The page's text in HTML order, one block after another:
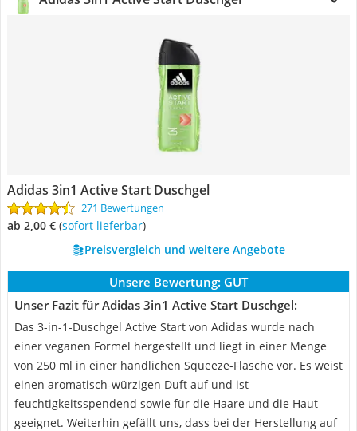
Adidas 3in1 Active Start Duschgel
271 Bewertungen
ab 2,00 € ( Sofort lieferbar)
Preisvergleich und weitere Angebote
Unsere Bewertung: GUT
Unser Fazit für Adidas 3in1 Active Start Duschgel:
Das 3-in-1-Duschgel Active Start von Adidas wurde nach
einer veganen Formel hergestellt und liegt in einer Menge
von 250 ml in einer handlichen Squeeze-Flasche vor. Es weist
einen aromatisch-würzigen Duft auf und ist
feuchtigkeitsspendend sowie für die Haare und die Haut
geeignet. Weiterhin gefällt uns, dass bei der Herstellung auf